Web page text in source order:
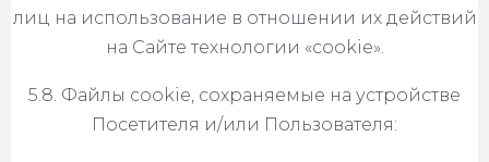
лиц на использование в отношении их действий
на Сайте технологии «cookie».
5.8. Файлы cookie, сохраняемые на устройстве
Посетителя и/или Пользователя: